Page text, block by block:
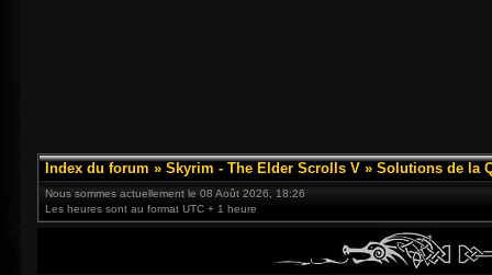
Index du forum » Skyrim - The Elder Scrolls V » Solutions de la
Nous sommes actuellement le 08 Août 2026, 18:26
Les heures sont au format UTC + 1 heure